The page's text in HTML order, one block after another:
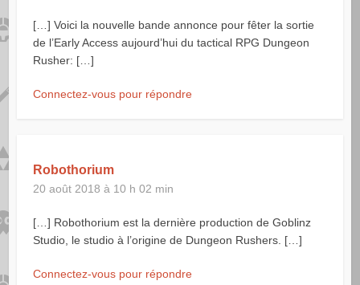
[…] Voici la nouvelle bande annonce pour fêter la sortie
de l’Early Access aujourd’hui du tactical RPG Dungeon
Rusher: […]
Connectez-vous pour répondre
Robothorium
20 août 2018 à 10 h 02 min
[…] Robothorium est la dernière production de Goblinz
Studio, le studio à l’origine de Dungeon Rushers. […]
Connectez-vous pour répondre